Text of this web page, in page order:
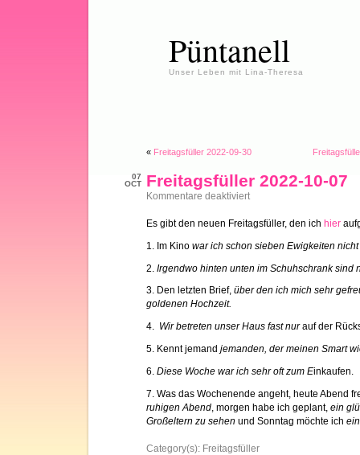
Püntanell
Unser Leben mit Lina-Theresa
« Freitagsfüller 2022-09-30
07
OCT
Freitagsfüller 2022-10-07
Kommentare deaktiviertfür
10-
Es gibt den neuen Freitagsfüller, den ich hier
1. Im Kino war ich schon sieben Ewigkeiten
2. Irgendwo hinten unten im Schuhschrank sind
3. Den letzten Brief, über den ich mich sehr
goldenen Hochzeit.
4. Wir betreten unser Haus fast nurauf der
5. Kennt jemand jemanden, der meinen Smart
6. Diese Woche war ich sehr oft zum Einkaufen.
7. Was das Wochenende angeht, heute Abend
ruhigen Abend , morgen habe ich geplant, ein
Großeltern zu sehen und Sonntag möchte ich
Category(s): Freitagsfüller